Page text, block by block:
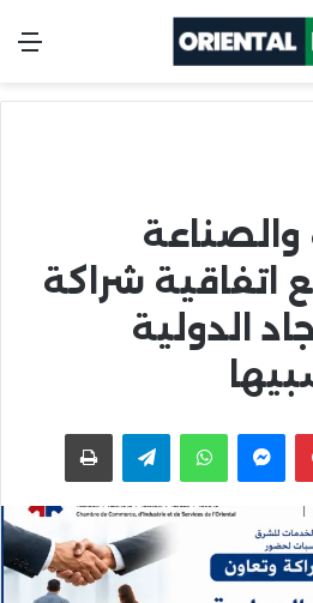
والصناعة
اتفاقية شراكة
الدولية
Pinterest
Messenger
WhatsApp
Telegramاطبعها